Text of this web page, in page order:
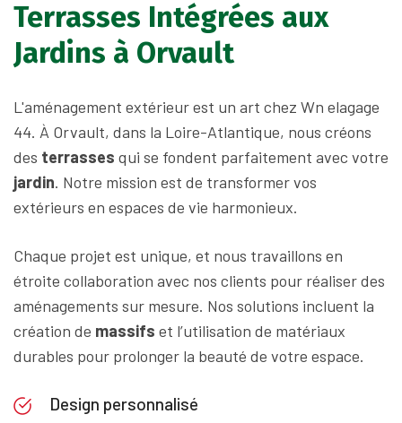
Terrasses Intégrées aux
Jardins à Orvault
L'aménagement extérieur est un art chez Wn elagage
44. À Orvault, dans la Loire-Atlantique, nous créons
des terrasses qui se fondent parfaitement avec votre
jardin. Notre mission est de transformer vos
extérieurs en espaces de vie harmonieux.
Chaque projet est unique, et nous travaillons en
étroite collaboration avec nos clients pour réaliser des
aménagements sur mesure. Nos solutions incluent la
création de massifs et l’utilisation de matériaux
durables pour prolonger la beauté de votre espace.
Design personnalisé